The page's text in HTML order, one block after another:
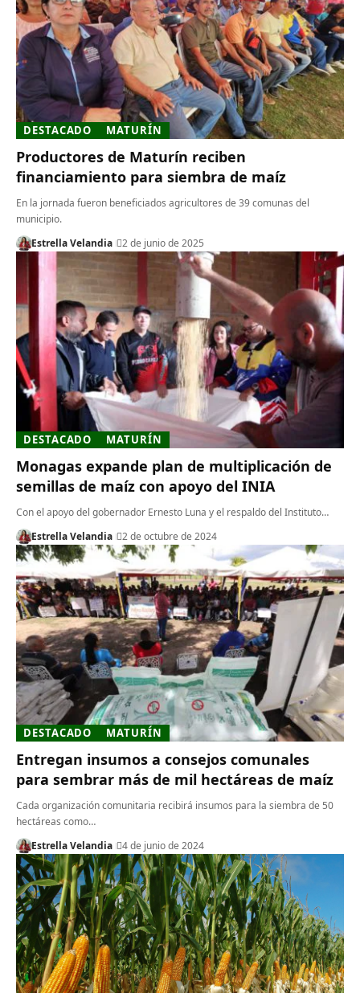
DESTACADO MATURÍN
Productores de Maturín reciben
financiamiento para siembra de maíz
En la jornada fueron beneficiados agricultores de 39 comunas del
municipio.
Estrella Velandia
2 de junio de 2025
DESTACADO MATURÍN
Monagas expande plan de multiplicación de
semillas de maíz con apoyo del INIA
Con el apoyo del gobernador Ernesto Luna y el respaldo del Instituto…
Estrella Velandia
2 de octubre de 2024
DESTACADO MATURÍN
Entregan insumos a consejos comunales
para sembrar más de mil hectáreas de maíz
Cada organización comunitaria recibirá insumos para la siembra de 50
hectáreas como…
Estrella Velandia
4 de junio de 2024